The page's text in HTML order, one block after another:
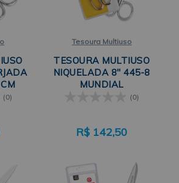
(0)
Tesoura Multiuso
TESOURA MULTIUSO
NIQUELADA 8" 445-8
MUNDIAL
(0)
R$ 142,50